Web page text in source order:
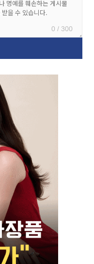
0 / 300